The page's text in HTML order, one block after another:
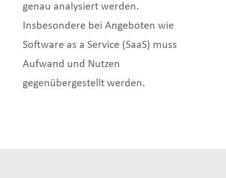
genau analysiert werden.
Insbesondere bei Angeboten wie
Software as a Service (SaaS) muss
Aufwand und Nutzen
gegenübergestellt werden.